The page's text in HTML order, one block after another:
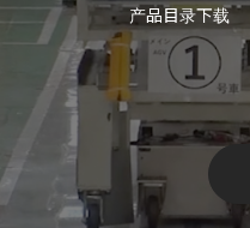
产品目录下载